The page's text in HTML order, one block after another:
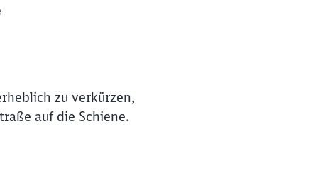
zu verkürzen,
auf die Schiene.